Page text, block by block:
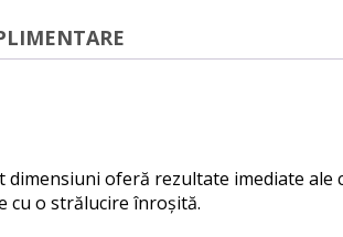
dimensiuni oferă rezultate imediate
cu o strălucire înroșită.